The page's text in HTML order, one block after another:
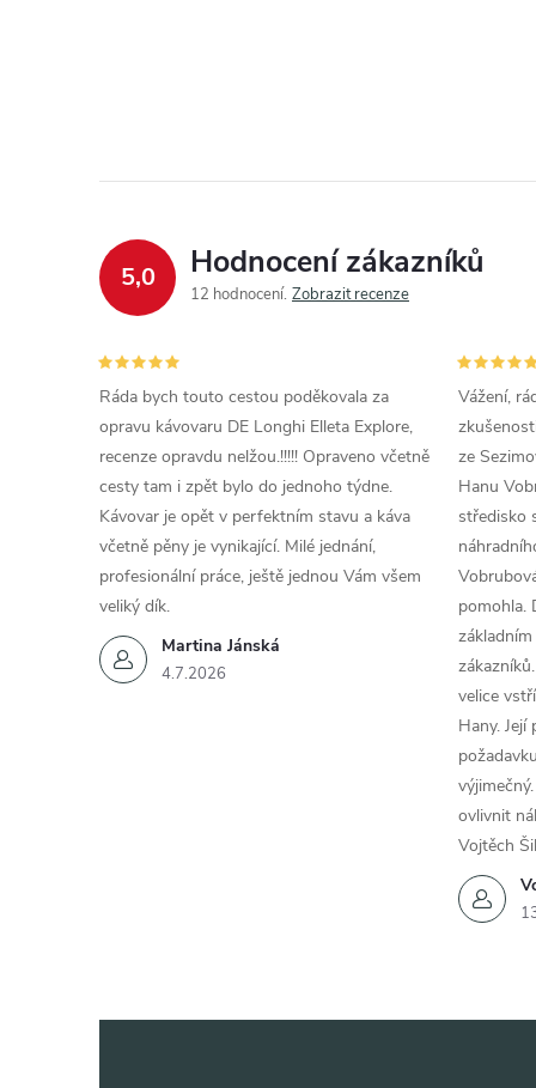
5,0 Hodnocení zákazníků
12 hodnocení Zobrazit recenze
Martina Jánská
4.7.2026
Ráda bych touto cestou poděkovala za
opravu kávovaru DE Longhi Elleta Explore,
recenze opravdu nelžou.!!!!! Opraveno včetně
cesty tam i zpět bylo do jednoho týdne.
Kávovar je opět v perfektním stavu a káva
včetně pěny je vynikající. Milé jednání,
profesionální práce, ještě jednou Vám všem
veliký dík.
Vážení,
ze
Hanu
středisko
pomohla.
velice
Hany.
ovlivnit
Vojtěch